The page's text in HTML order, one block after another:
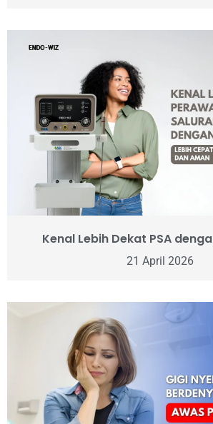
Kenal Lebih Dekat PSA
21 April 2026